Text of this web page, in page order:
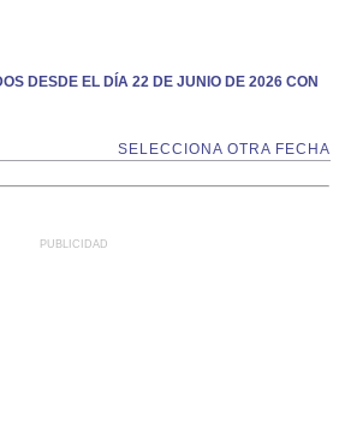
DESDE EL DÍA 22 DE JUNIO DE 2026 CON
SELECCIONA OTRA FECHA
PUBLICIDAD